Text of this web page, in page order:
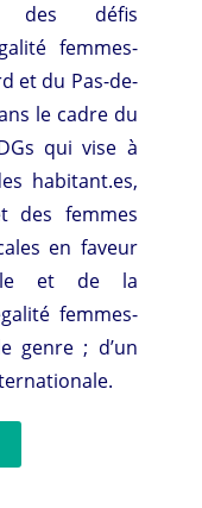
des défis
femmes-
et du Pas-de-
le cadre du
qui vise à
habitant.es,
des femmes
en faveur
et de la
femmes-
genre ; d’un